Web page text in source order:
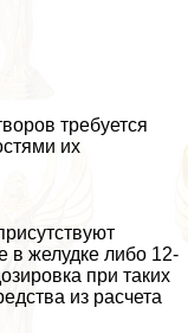
требуется
их
в желудке либо 12-
при таких
из расчета